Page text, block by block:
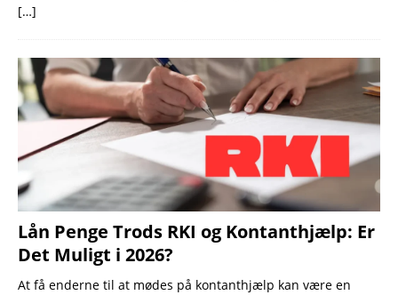
[…]
Lån Penge Trods RKI og Kontanthjælp: Er
Det Muligt i 2026?
At få enderne til at mødes på kontanthjælp kan være en